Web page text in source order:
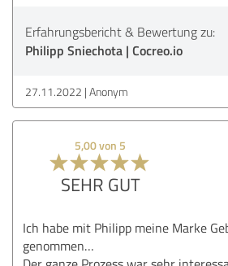
Erfahrungsbericht & Bewertung zu:
Philipp Sniechota | Cocreo.io
27.11.2022 Anonym
5,00 von 5
SEHR GUT
Ich habe mit Philipp meine Marke
genommen…